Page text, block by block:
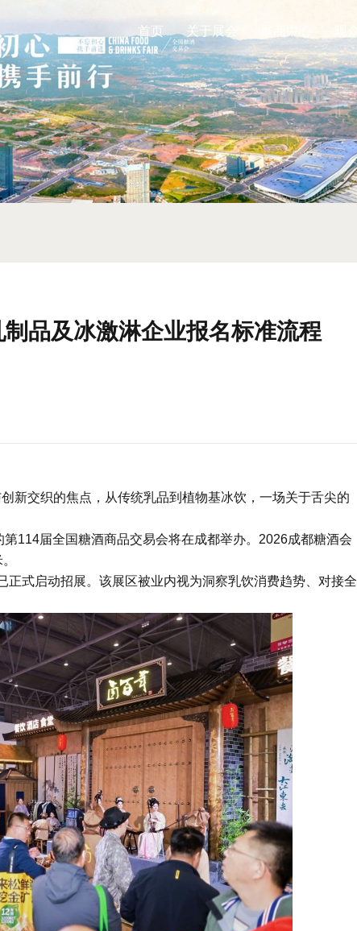
首页 关于展会
品及冰激淋企业报名标准流程
新交织的焦点，从传统乳品到植物基冰饮，一场关于舌尖的
第114届全国糖酒商品交易会将在成都举办。2026成都糖酒会
式启动招展。该展区被业内视为洞察乳饮消费趋势、对接全